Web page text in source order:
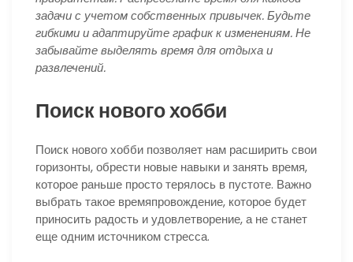
задачи с учетом собственных привычек. Будьте
гибкими и адаптируйте график к изменениям. Не
забывайте выделять время для отдыха и
развлечений.
Поиск нового хобби
Поиск нового хобби позволяет нам расширить свои
горизонты, обрести новые навыки и занять время,
которое раньше просто терялось в пустоте. Важно
выбрать такое времяпровождение, которое будет
приносить радость и удовлетворение, а не станет
еще одним источником стресса.